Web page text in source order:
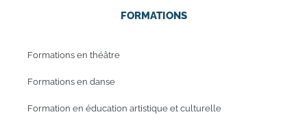
FORMATIONS
Formations en théâtre
Formations en danse
Formation en éducation artistique et culturelle